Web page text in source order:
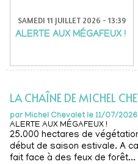
SAMEDI 11 JUILLET 2026 - 13:39
ALERTE AUX MÉGAFEUX !
LA CHAÎNE DE MICHEL
par Michel Chevalet le 11/07/2026
ALERTE AUX MÉGAFEUX !
25.000 hectares de
début de saison estivale. A
fait face à des feux de forêt...